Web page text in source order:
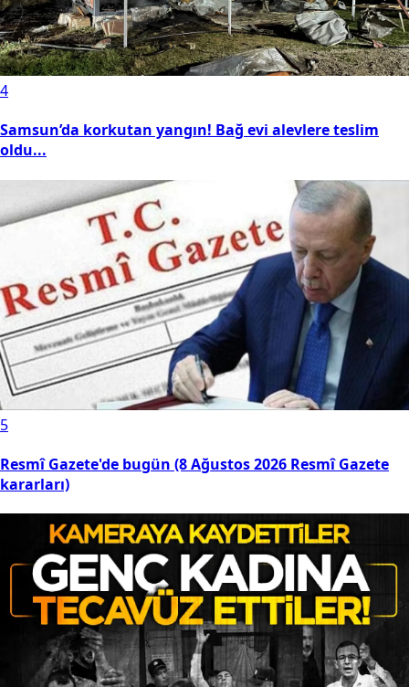
4
Samsun’da korkutan yangın! Bağ evi alevlere teslim
oldu...
5
Resmî Gazete'de bugün (8 Ağustos 2026 Resmî Gazete
kararları)